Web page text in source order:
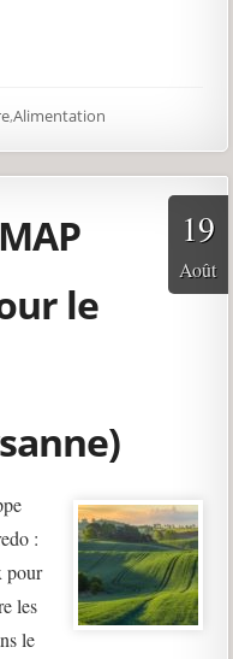
,Alimentation
le
19
Août
:
pour
les
le